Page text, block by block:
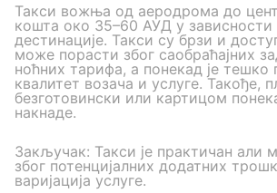
Такси вожња од аеродрома до
кошта око 35–60 АУД у зависности
дестинације. Такси су брзи и
може порасти због саобраћајних
ноћних тарифа, а понекад је тешко
квалитет возача и услуге. Такође,
безготовински или картицом
накнаде.
Закључак: Такси је практичан али
због потенцијалних додатних
варијација услуге.